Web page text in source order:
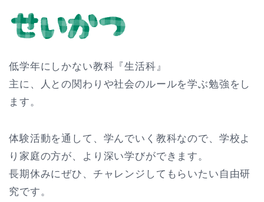
低学年にしかない教科『生活科』
主に、人との関わりや社会のルールを学ぶ勉強をし
ます。
体験活動を通して、学んでいく教科なので、学校よ
り家庭の方が、より深い学びができます。
長期休みにぜひ、チャレンジしてもらいたい自由研
究です。